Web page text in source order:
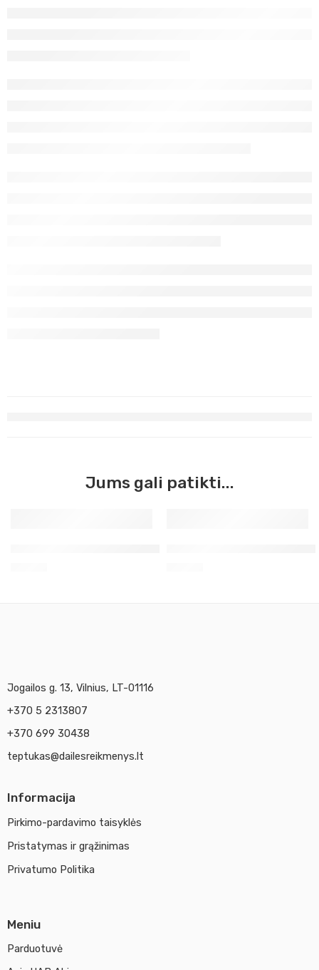
Jums gali patikti...
Jogailos g. 13, Vilnius, LT-01116
+370 5 2313807
+370 699 30438
teptukas@dailesreikmenys.lt
Informacija
Pirkimo-pardavimo taisyklės
Pristatymas ir grąžinimas
Privatumo Politika
Meniu
Parduotuvė